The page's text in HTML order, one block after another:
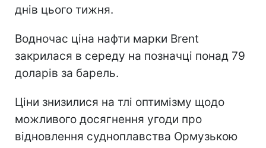
днів цього тижня.
Водночас ціна нафти марки Brent
закрилася в середу на позначці понад 79
доларів за барель.
Ціни знизилися на тлі оптимізму щодо
можливого досягнення угоди про
відновлення судноплавства Ормузькою